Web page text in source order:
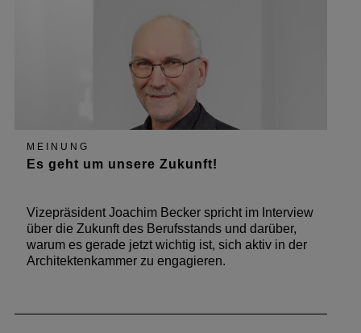
MEINUNG
Es geht um unsere Zukunft!
Vizepräsident Joachim Becker spricht im Interview
über die Zukunft des Berufsstands und darüber,
warum es gerade jetzt wichtig ist, sich aktiv in der
Architektenkammer zu engagieren.